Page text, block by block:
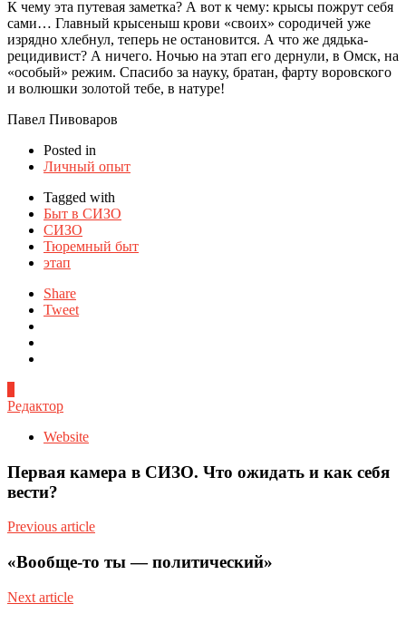
К чему эта путевая заметка? А вот к чему: крысы пожрут себя
сами… Главный крысеныш крови «своих» сородичей уже
изрядно хлебнул, теперь не остановится. А что же дядька-
рецидивист? А ничего. Ночью на этап его дернули, в Омск, на
«особый» режим. Спасибо за науку, братан, фарту воровского
и волюшки золотой тебе, в натуре!
Павел Пивоваров
Posted in
Личный опыт
Tagged with
Быт в СИЗО
СИЗО
Тюремный быт
этап
Share
Tweet
Редактор
Website
Первая камера в СИЗО. Что ожидать и как себя
вести?
Previous article
«Вообще-то ты — политический»
Next article